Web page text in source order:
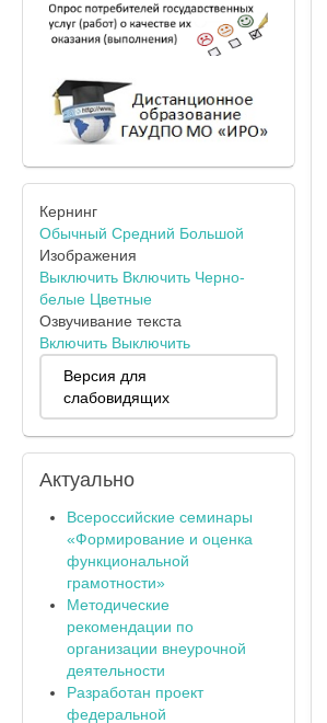
Кернинг
Обычный Средний Большой
Изображения
Выключить Включить Черно-
белые Цветные
Озвучивание текста
Включить Выключить
Версия для
слабовидящих
Актуально
Всероссийские семинары
«Формирование и оценка
функциональной
грамотности»
Методические
рекомендации по
организации внеурочной
деятельности
Разработан проект
федеральной